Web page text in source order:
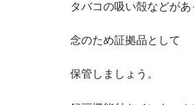
タバコの吸い殻などがあ
念のため証拠品として
保管しましょう。